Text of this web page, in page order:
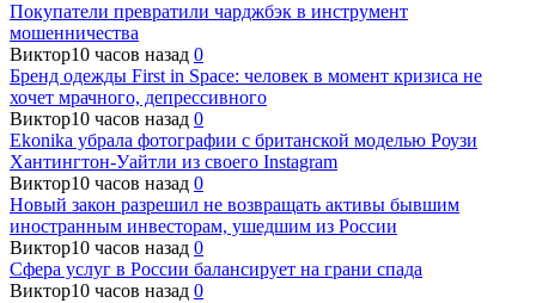
Покупатели превратили чарджбэк в инструмент
мошенничества
Виктор10 часов назад 0
Бренд одежды First in Space: человек в момент кризиса не
хочет мрачного, депрессивного
Виктор10 часов назад 0
Ekonika убрала фотографии с британской моделью Роузи
Хантингтон-Уайтли из своего Instagram
Виктор10 часов назад 0
Новый закон разрешил не возвращать активы бывшим
иностранным инвесторам, ушедшим из России
Виктор10 часов назад 0
Сфера услуг в России балансирует на грани спада
Виктор10 часов назад 0